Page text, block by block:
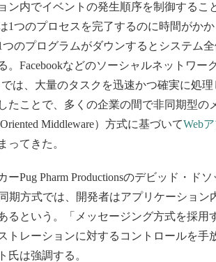
内でイベントの発生順序を制御するこ
1つのプロセスを完了するのに時間がか
のプログラムがダウンするとシステム
Facebookなどのソーシャルネットワー
は、大量のタスクを迅速かつ確実に処
たことで、多くの企業の間で非同期型の
Middleware）方式に基づいてWeb
ってきた。
Pug Pharm Productionsのデビッド・ドソ
期方式では、開発者はアプリケーション
るという。「メッセージング方式を採用
トレーションに対するコントロールを手
氏は強調する。